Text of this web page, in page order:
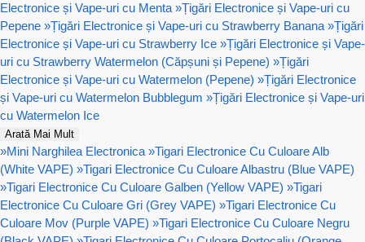
Electronice și Vape-uri cu Menta »Țigări Electronice și Vape-uri cu
Pepene »Țigări Electronice și Vape-uri cu Strawberry Banana »Țigări
Electronice și Vape-uri cu Strawberry Ice »Țigări Electronice și Vape-
uri cu Strawberry Watermelon (Căpșuni și Pepene) »Țigări
Electronice și Vape-uri cu Watermelon (Pepene) »Țigări Electronice
și Vape-uri cu Watermelon Bubblegum »Țigări Electronice și Vape-uri
cu Watermelon Ice
Arată Mai Mult
»Mini Narghilea Electronica »Tigari Electronice Cu Culoare Alb
(White VAPE) »Tigari Electronice Cu Culoare Albastru (Blue VAPE)
»Tigari Electronice Cu Culoare Galben (Yellow VAPE) »Tigari
Electronice Cu Culoare Gri (Grey VAPE) »Tigari Electronice Cu
Culoare Mov (Purple VAPE) »Tigari Electronice Cu Culoare Negru